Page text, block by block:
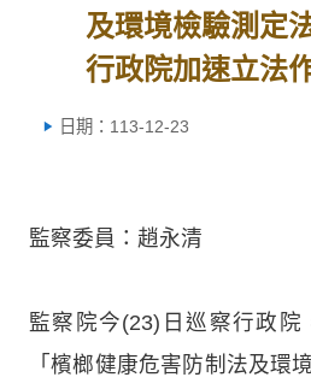
及環境檢驗測定
行政院加速立法
日期：113-12-23
監察委員：趙永清
監察院今(23)日巡察行政院
「檳榔健康危害防制法及環